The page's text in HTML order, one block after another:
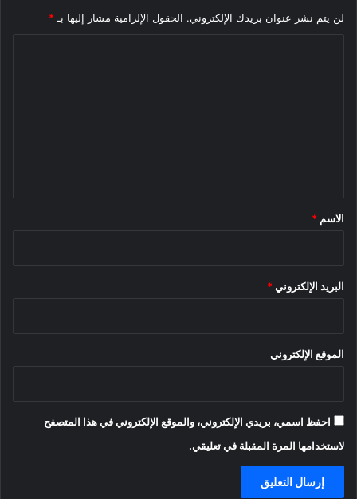
لن يتم نشر عنوان بريدك الإلكتروني. الحقول الإلزامية مشار إليها بـ *
*
الاسم *
البريد الإلكتروني *
الموقع الإلكتروني
احفظ اسمي، بريدي الإلكتروني، والموقع الإلكتروني في هذا المتصفح
لاستخدامها المرة المقبلة في تعليقي.